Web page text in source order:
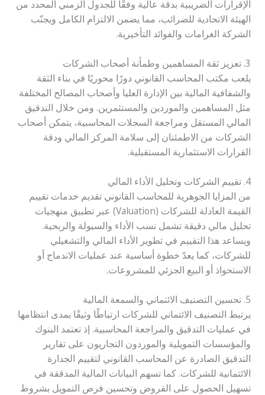
الإقرارات الضريبية بدقة عالية وفقًا للجدول الزمني المحدد من
الهيئة الاتحادية للضرائب، مما يضمن الالتزام الكامل ويجنّب
الشركة الغرامات والفوائد التأخيرية.
3. تعزيز ثقة المساهمين وطمأنة أصحاب الشركات
يلعب مكتب المحاسب القانوني دورًا محوريًا في بناء الثقة
والشفافية المالية بين الإدارة العليا وأصحاب المصالح المختلفة
مثل المساهمين والموردين والمستثمرين. ومن خلال التدقيق
المالي المستقل ومراجعة السجلات المحاسبية، يتمكن أصحاب
الشركات من الاطمئنان إلى سلامة المركز المالي ودقة
القرارات الاستثمارية المستقبلية.
4. تقييم الشركات وتحليل الأداء المالي
من المزايا الجوهرية للمحاسب القانوني تقديم خدمات تقييم
القيمة العادلة للشركات (Valuation) عبر تطبيق منهجيات
تحليل مالي دقيقة تشمل نسب الأداء والسيولة والربحية.
ويساعد هذا التقييم في تطوير الأداء المالي والتشغيلي
للشركات، كما يعدّ خطوة أساسية عند عمليات الاندماج أو
الاستحواذ أو البيع الجزئي للمشروعات.
5. تحسين التصنيف الائتماني والسمعة المالية
يرتبط التصنيف الائتماني للشركات ارتباطًا وثيقًا بمدى انتظامها
في عمليات التدقيق والمراجعة المحاسبية. إذ تعتمد البنوك
والمؤسسات التمويلية والموردون التجاريون على تقارير
التدقيق الصادرة عن المحاسب القانوني لتقييم الجدارة
الائتمانية للشركات. كما تسهم البيانات المالية المدققة في
تسهيل الحصول على القروض وتحسين فرص التمويل بشروط